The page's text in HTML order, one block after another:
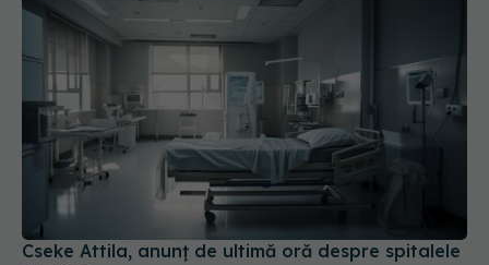
Cseke Attila, anunț de ultimă oră despre spitalele
din țară
31 iul 2026, 10:31